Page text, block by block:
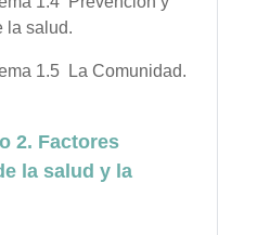
la salud.
1.5 La Comunidad.
2. Factores
la salud y la